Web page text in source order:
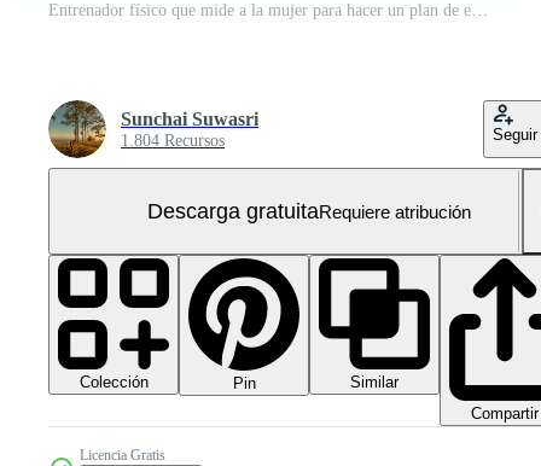
Entrenador físico que mide a la mujer para hacer un plan de entrenamiento. Vídeo Gratis
Sunchai Suwasri
1.804 Recursos Seguir
Descarga gratuitaRequiere atribución
Colección Pin
Similar
Compartir
Licencia Gratis